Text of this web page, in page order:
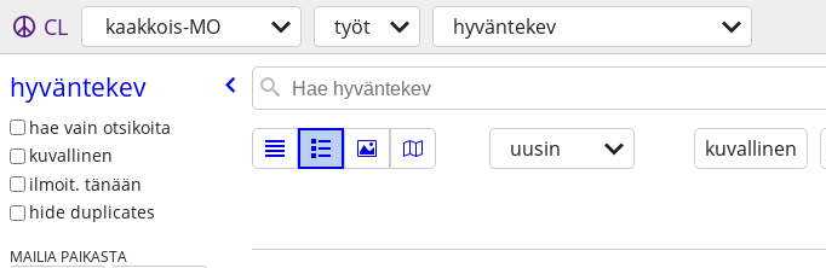
CL kaakkois-MO työt hyväntekev
hyväntekev
hae vain otsikoita
kuvallinen
ilmoit. tänään
hide duplicates
MAILIA PAIKASTA
uusin kuvallinen